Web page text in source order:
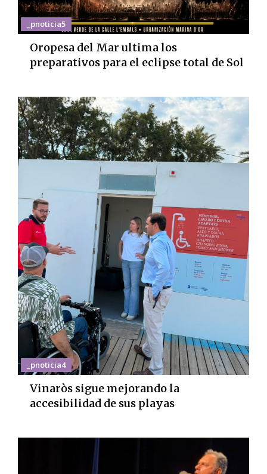
_pnoticia5
Oropesa del Mar ultima los
preparativos para el eclipse total de Sol
_pnoticia4
Vinaròs sigue mejorando la
accesibilidad de sus playas